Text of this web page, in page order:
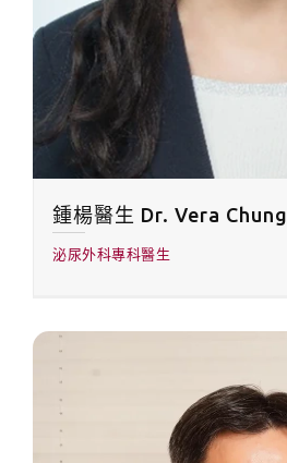
鍾楊醫生 Dr. Vera Chung
泌尿外科專科醫生